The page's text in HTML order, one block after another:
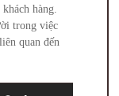
hàng.
trong việc
quan đến